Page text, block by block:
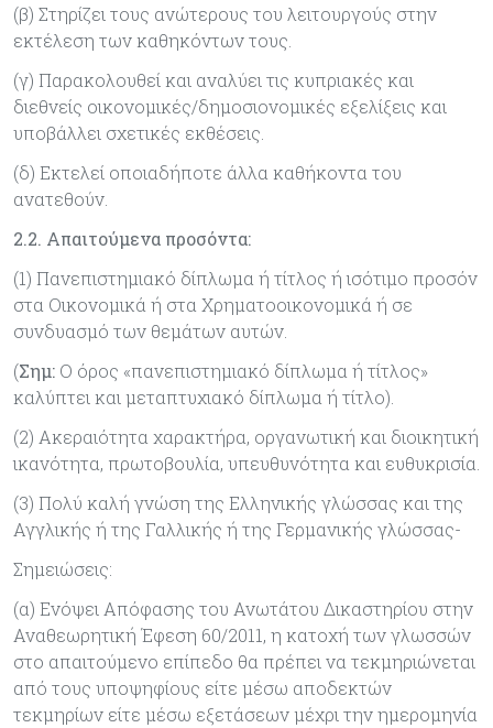
(β) Στηρίζει τους ανώτερους του λειτουργούς στην
εκτέλεση των καθηκόντων τους.
(γ) Παρακολουθεί και αναλύει τις κυπριακές και
διεθνείς οικονομικές/δημοσιονομικές εξελίξεις και
υποβάλλει σχετικές εκθέσεις.
(δ) Εκτελεί οποιαδήποτε άλλα καθήκοντα του
ανατεθούν.
2.2. Απαιτούμενα προσόντα:
(1) Πανεπιστημιακό δίπλωμα ή τίτλος ή ισότιμο προσόν
στα Οικονομικά ή στα Χρηματοοικονομικά ή σε
συνδυασμό των θεμάτων αυτών.
(Σημ: Ο όρος «πανεπιστημιακό δίπλωμα ή τίτλος»
καλύπτει και μεταπτυχιακό δίπλωμα ή τίτλο).
(2) Ακεραιότητα χαρακτήρα, οργανωτική και διοικητική
ικανότητα, πρωτοβουλία, υπευθυνότητα και ευθυκρισία.
(3) Πολύ καλή γνώση της Ελληνικής γλώσσας και της
Αγγλικής ή της Γαλλικής ή της Γερμανικής γλώσσας-
Σημειώσεις:
(α) Ενόψει Απόφασης του Ανωτάτου Δικαστηρίου στην
Αναθεωρητική Έφεση 60/2011, η κατοχή των γλωσσών
στο απαιτούμενο επίπεδο θα πρέπει να τεκμηριώνεται
από τους υποψηφίους είτε μέσω αποδεκτών
τεκμηρίων είτε μέσω εξετάσεων μέχρι την ημερομηνία